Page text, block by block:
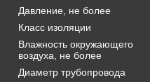
Давление, не более
Класс изоляции
Влажность окружающего
воздуха, не более
Диаметр трубопровода